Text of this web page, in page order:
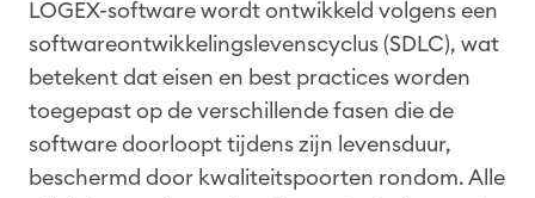
LOGEX-software wordt ontwikkeld volgens een
softwareontwikkelingslevenscyclus (SDLC), wat
betekent dat eisen en best practices worden
toegepast op de verschillende fasen die de
software doorloopt tijdens zijn levensduur,
beschermd door kwaliteitspoorten rondom. Alle